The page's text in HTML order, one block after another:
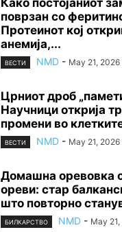
поврзан со
Протеинот кој
анемија,...
ВЕСТИ NMD - May 21, 2026
Црниот дроб
Научници открија
промени во
ВЕСТИ NMD - May 21, 2026
Домашна оревовка
ореви: стар
што повторно
БИЛКАРСТВО NMD - May